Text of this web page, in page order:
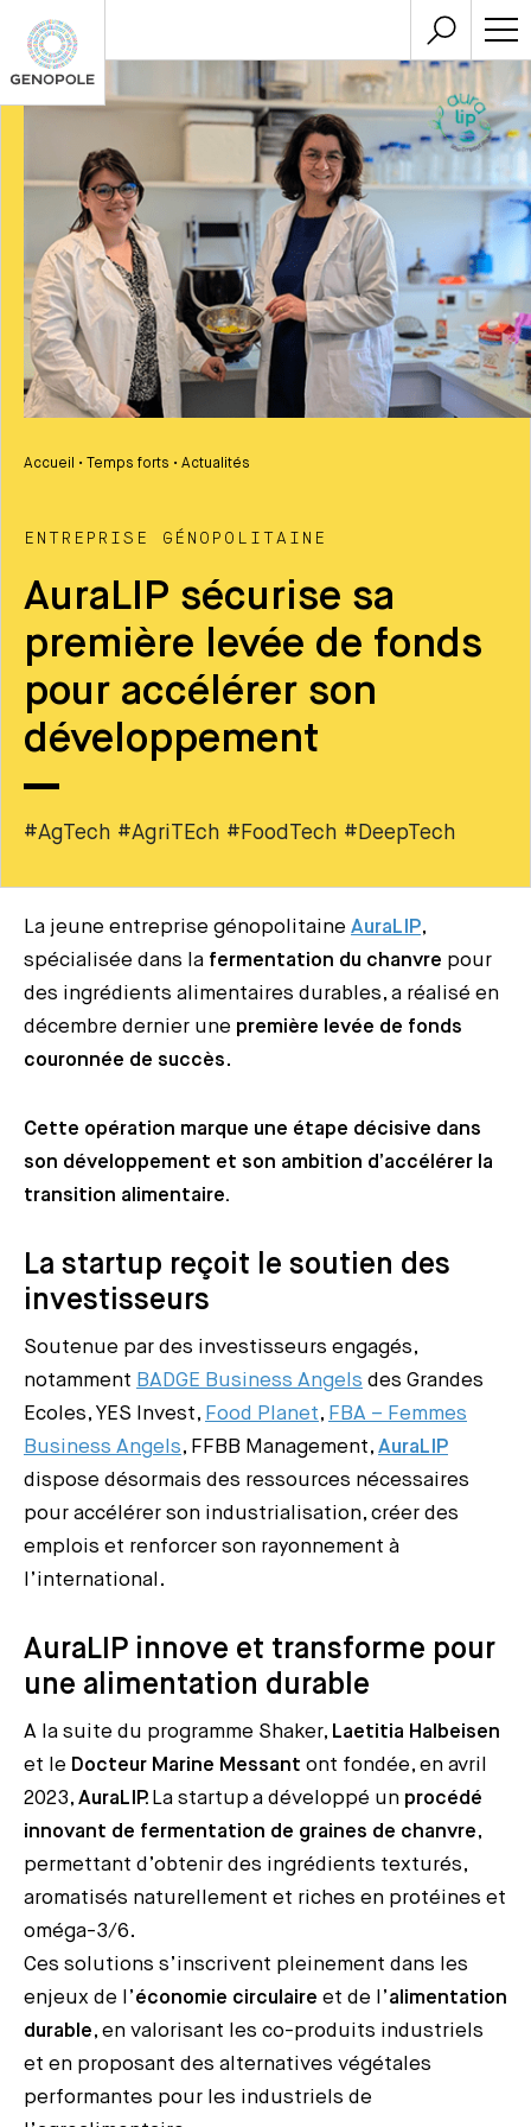
Accueil • Temps forts • Actualités
ENTREPRISE GÉNOPOLITAINE
AuraLIP sécurise sa
première levée de fonds
pour accélérer son
développement
#AgTech #AgriTEch #FoodTech #DeepTech
La jeune entreprise génopolitaine AuraLIP,
spécialisée dans la fermentation du chanvre pour
des ingrédients alimentaires durables, a réalisé en
décembre dernier une première levée de fonds
couronnée de succès.
Cette opération marque une étape décisive dans
son développement et son ambition d’accélérer la
transition alimentaire.
La startup reçoit le soutien des
investisseurs
Soutenue par des investisseurs engagés,
notamment BADGE Business Angels des Grandes
Ecoles, YES Invest, Food Planet, FBA – Femmes
Business Angels, FFBB Management, AuraLIP
dispose désormais des ressources nécessaires
pour accélérer son industrialisation, créer des
emplois et renforcer son rayonnement à
l’international.
AuraLIP innove et transforme pour
une alimentation durable
A la suite du programme Shaker, Laetitia Halbeisen
et le Docteur Marine Messant ont fondée, en avril
2023, AuraLIP. La startup a développé un procédé
innovant de fermentation de graines de chanvre,
permettant d’obtenir des ingrédients texturés,
aromatisés naturellement et riches en protéines et
oméga-3/6.
Ces solutions s’inscrivent pleinement dans les
enjeux de l’économie circulaire et de l’alimentation
durable, en valorisant les co-produits industriels
et en proposant des alternatives végétales
performantes pour les industriels de